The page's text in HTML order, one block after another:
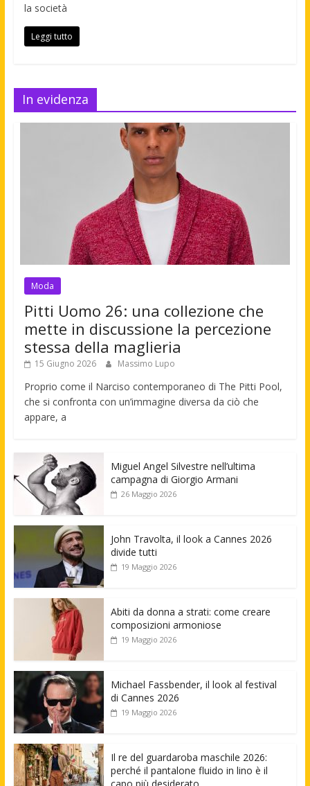
la società
Leggi tutto
In evidenza
Moda
Pitti Uomo 26: una collezione che
mette in discussione la percezione
stessa della maglieria
15 Giugno 2026 Massimo Lupo
Proprio come il Narciso contemporaneo di The Pitti Pool,
che si confronta con un’immagine diversa da ciò che
appare, a
Miguel Angel Silvestre nell’ultima
campagna di Giorgio Armani
26 Maggio 2026
John Travolta, il look a Cannes 2026
divide tutti
19 Maggio 2026
Abiti da donna a strati: come creare
composizioni armoniose
19 Maggio 2026
Michael Fassbender, il look al festival
di Cannes 2026
19 Maggio 2026
Il re del guardaroba maschile 2026:
perché il pantalone fluido in lino è il